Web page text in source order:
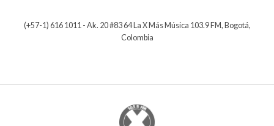
(+57-1) 616 1011 - Ak. 20 #83 64 La X Más Música 103.9 FM, Bogotá,
Colombia